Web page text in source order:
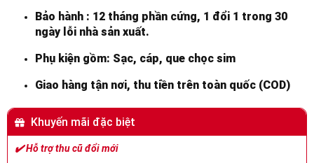
Bảo hành : 12 tháng phần cứng, 1 đổi 1 trong 30
ngày lỗi nhà sản xuất.
Phụ kiện gồm: Sạc, cáp, que chọc sim
Giao hàng tận nơi, thu tiền trên toàn quốc (COD)
Khuyến mãi đặc biệt
✔️Hỗ trợ thu cũ đổi mới